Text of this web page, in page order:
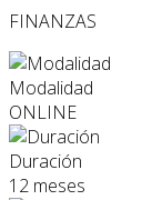
FINANZAS
Modalidad
ONLINE
Duración
12 meses